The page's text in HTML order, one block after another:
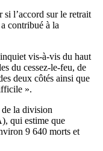
si l’accord sur le retrait
contribué à la
vis-à-vis du haut
du cessez-le-feu, de
deux côtés ainsi que
».
de la division
qui estime que
9 640 morts et